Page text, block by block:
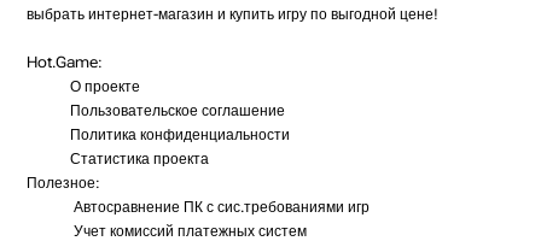
выбрать интернет-магазин и купить игру по выгодной цене!
Hot.Game:
О проекте
Пользовательское соглашение
Политика конфиденциальности
Статистика проекта
Полезное:
Автосравнение ПК с сис.требованиями игр
Учет комиссий платежных систем